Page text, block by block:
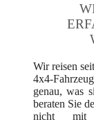
Wir reisen
4x4-
genau, was
beraten Sie
nicht mit